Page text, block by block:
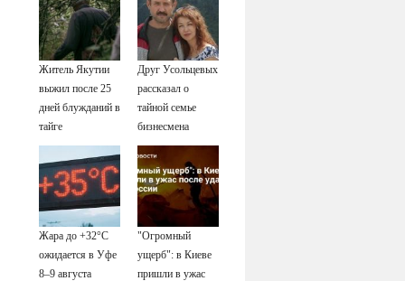
Житель Якутии
выжил после 25
дней блужданий в
тайге
Друг Усольцевых
рассказал о
тайной семье
бизнесмена
Жара до +32°C
ожидается в Уфе
8–9 августа
"Огромный
ущерб": в Киеве
пришли в ужас